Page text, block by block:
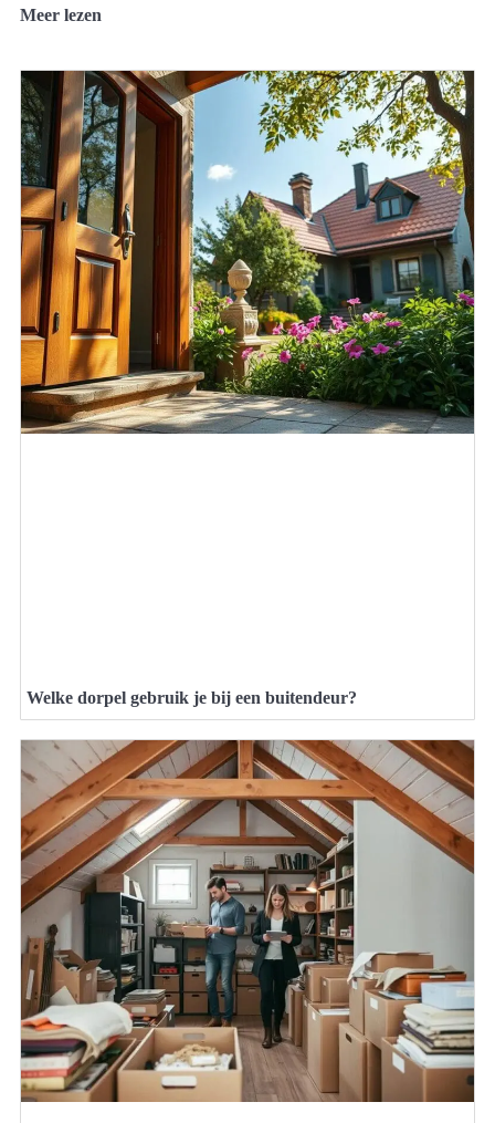
Meer lezen
Welke dorpel gebruik je bij een buitendeur?